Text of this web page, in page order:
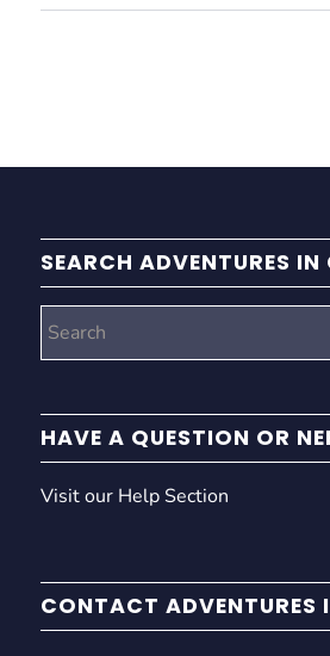
SEARCH ADVENTURES IN
HAVE A QUESTION OR
Visit our Help Section
CONTACT ADVENTURES